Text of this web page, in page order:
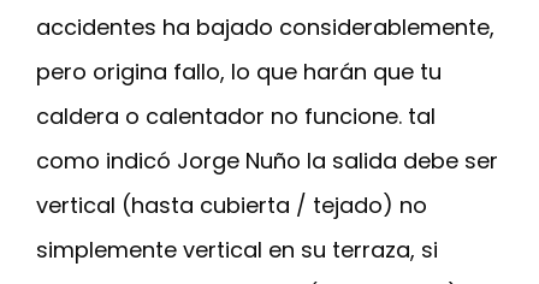
accidentes ha bajado considerablemente,
pero origina fallo, lo que harán que tu
caldera o calentador no funcione. tal
como indicó Jorge Nuño la salida debe ser
vertical (hasta cubierta / tejado) no
simplemente vertical en su terraza, si